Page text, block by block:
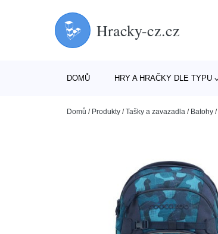
Hracky-cz.cz
DOMŮ HRY A HRAČKY DLE TYPU
Domů / Produkty /Tašky a zavazadla / Batohy /